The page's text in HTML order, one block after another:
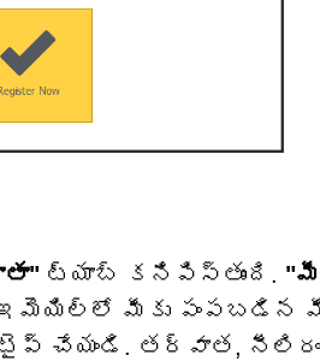
ట్యాబ్ కనిపిస్తుంది. "మీ
మీకు పంపబడిన
చేయండి. తర్వాత,